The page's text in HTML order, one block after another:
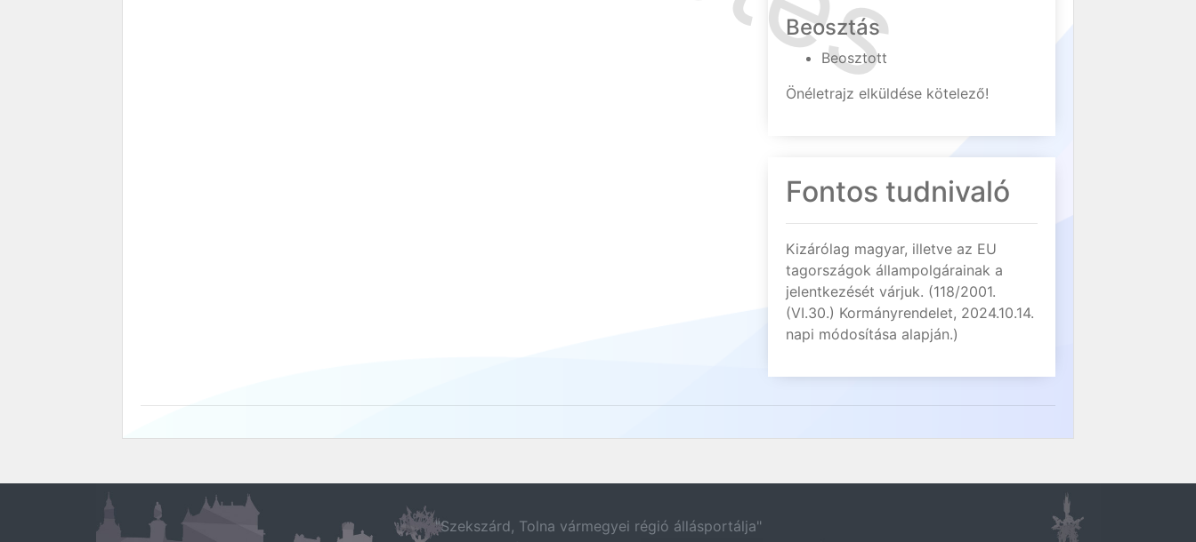
Beosztás
Beosztott
Önéletrajz elküldése kötelező!
Fontos tudnivaló
Kizárólag magyar, illetve az EU
tagországok állampolgárainak a
jelentkezését várjuk. (118/2001.
(VI.30.) Kormányrendelet, 2024.10.14.
napi módosítása alapján.)
"Szekszárd, Tolna vármegyei régió állásportálja"